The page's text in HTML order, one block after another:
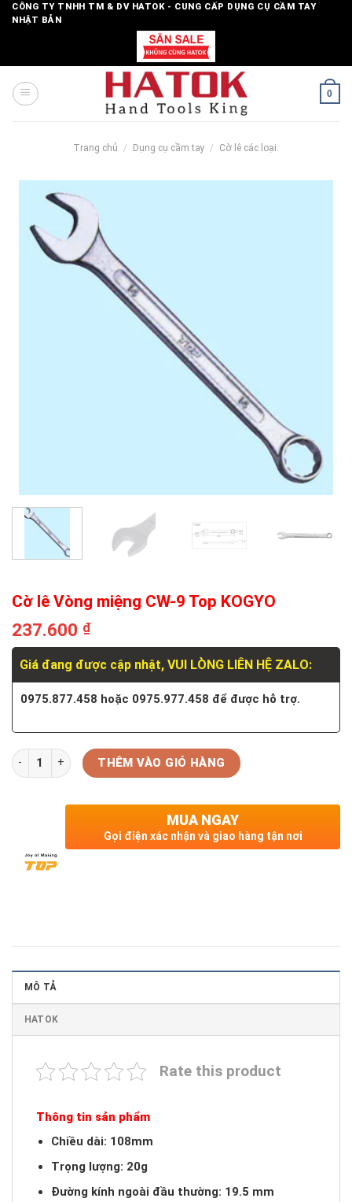
SkipCÔNG TY TNHH TM & DV HATOK - CUNG CẤP DỤNG CỤ CẦM TAY
NHẬT BẢN
0
Trang chủ / Dụng cụ cầm tay / Cờ lê các loại.
Cờ lê Vòng miệng CW-9 Top KOGYO
237.600 ₫
Giá đang được cập nhật, VUI LÒNG LIÊN HỆ ZALO:
0975.877.458 hoặc 0975.977.458 để được hỗ trợ.
Số lượng THÊM VÀO GIỎ HÀNG
MUA NGAY
Gọi điện xác nhận và giao hàng tận nơi
MÔ TẢ
HATOK
Rate this product
Thông tin sản phẩm
Chiều dài: 108mm
Trọng lượng: 20g
Đường kính ngoài đầu thường: 19.5 mm